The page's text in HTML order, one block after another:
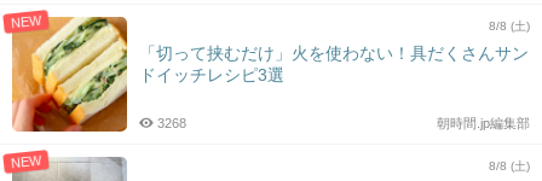
NEW 8/8 (土)
「切って挟むだけ」火を使わない！具だくさんサン
ドイッチレシピ3選
朝時間.jp編集部
3268
NEW 8/8 (土)